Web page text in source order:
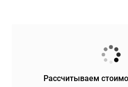
Рассчитываем